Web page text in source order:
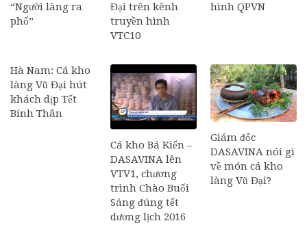
“Người làng ra
phố”
Đại trên kênh
truyền hình
VTC10
hình QPVN
Hà Nam: Cá kho
làng Vũ Đại hút
khách dịp Tết
Bính Thân
Cá kho Bá Kiến –
DASAVINA lên
VTV1, chương
trình Chào Buổi
Sáng đúng tết
dương lịch 2016
Giám đốc
DASAVINA nói gì
về món cá kho
làng Vũ Đại?